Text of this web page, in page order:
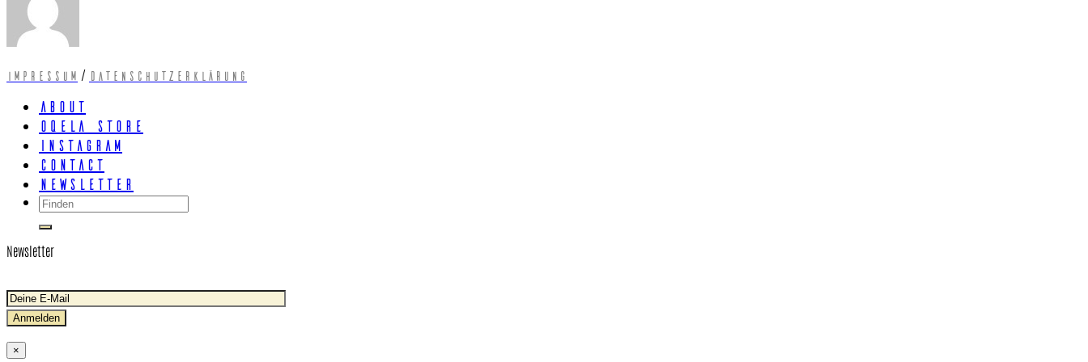
Impressum / Datenschutzerklärung
About
Oqela Store
Instagram
Contact
Newsletter
Newsletter
×